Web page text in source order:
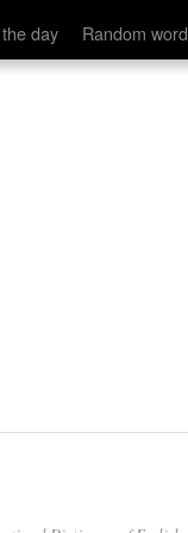
day Random word